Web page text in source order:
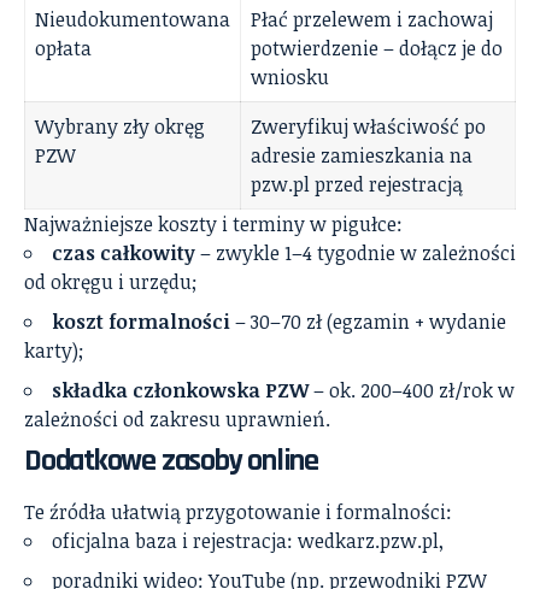
Nieudokumentowana
opłata
Płać przelewem i zachowaj
potwierdzenie – dołącz je do
wniosku
Wybrany zły okręg
PZW
Zweryfikuj właściwość po
adresie zamieszkania na
pzw.pl przed rejestracją
Najważniejsze koszty i terminy w pigułce:
czas całkowity– zwykle 1–4 tygodnie w zależności
od okręgu i urzędu;
koszt formalności– 30–70 zł (egzamin + wydanie
karty);
składka członkowska PZW– ok. 200–400 zł/rok w
zależności od zakresu uprawnień.
Dodatkowe zasoby online
Te źródła ułatwią przygotowanie i formalności:
oficjalna baza i rejestracja: wedkarz.pzw.pl,
poradniki wideo: YouTube (np. przewodniki PZW